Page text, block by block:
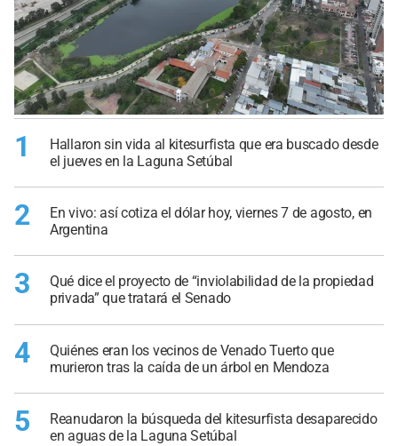
1
Hallaron sin vida al kitesurfista que era buscado desde
el jueves en la Laguna Setúbal
2
En vivo: así cotiza el dólar hoy, viernes 7 de agosto, en
Argentina
3
Qué dice el proyecto de “inviolabilidad de la propiedad
privada” que tratará el Senado
4
Quiénes eran los vecinos de Venado Tuerto que
murieron tras la caída de un árbol en Mendoza
5
Reanudaron la búsqueda del kitesurfista desaparecido
en aguas de la Laguna Setúbal